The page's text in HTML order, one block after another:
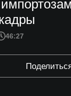
46:27